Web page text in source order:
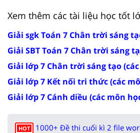
Xem thêm các tài liệu học tốt
Giải sgk Toán 7 Chân trời sáng
Giải SBT Toán 7 Chân trời sáng
Giải lớp 7 Chân trời sáng tạo
Giải lớp 7 Kết nối tri thức (các
Giải lớp 7 Cánh diều (các môn
HOT
1000+ Đề thi cuối kì 2 file